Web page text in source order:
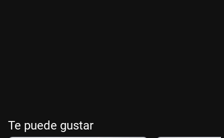
Te puede gustar